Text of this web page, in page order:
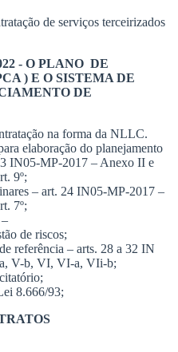
de serviços terceirizados
- O PLANO DE
) E O SISTEMA DE
DE
na forma da NLLC.
elaboração do planejamento
IN05-MP-2017 – Anexo II e
9º;
– art. 24 IN05-MP-2017 –
7º;
de riscos;
referência – arts. 28 a 32 IN
V-b, VI, VI-a, VIi-b;
8.666/93;